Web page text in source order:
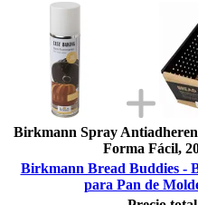
Birkmann Spray
Forma Fácil,
Birkmann Bread Buddies -
para Pan de